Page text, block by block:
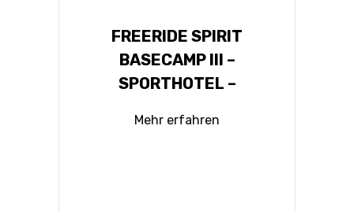
FREERIDE SPIRIT
BASECAMP III –
SPORTHOTEL –
Mehr erfahren